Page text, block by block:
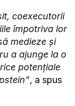
coexecutorii
împotriva lor
medieze şi
a ajunge la o
potenţiale
, a spus